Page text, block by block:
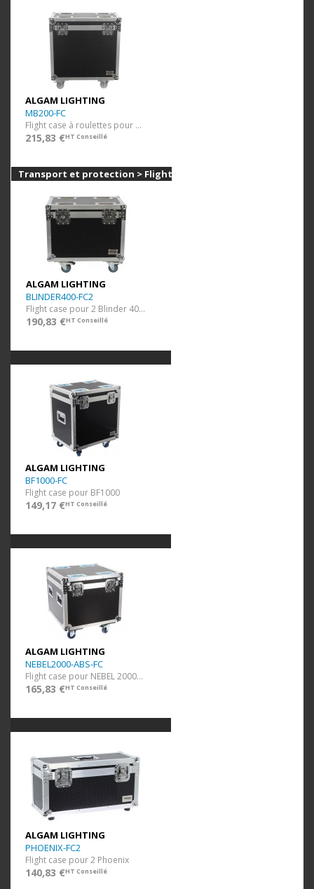
ALGAM LIGHTING
MB200-FC
Flight case à roulettes pour 2x MB200
215,83 €HT Conseillé
Transport et protection > Flight cases
ALGAM LIGHTING
BLINDER400-FC2
Flight case pour 2 Blinder 400 CW WWA
190,83 €HT Conseillé
ALGAM LIGHTING
BF1000-FC
Flight case pour BF1000
149,17 €HT Conseillé
ALGAM LIGHTING
NEBEL2000-ABS-FC
Flight case pour NEBEL 2000 ABS
165,83 €HT Conseillé
ALGAM LIGHTING
PHOENIX-FC2
Flight case pour 2 Phoenix
140,83 €HT Conseillé